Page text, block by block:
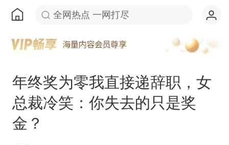
全网热点 一网打尽
年终奖为零我直接递辞职，女
总裁冷笑：你失去的只是奖
金？